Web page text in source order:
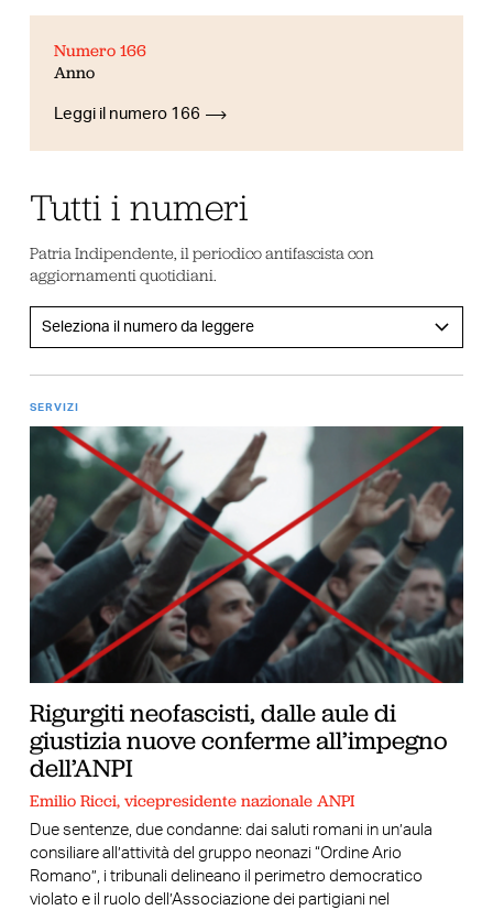
Numero 166
Anno
Leggi il numero 166
Tutti i numeri
Patria Indipendente, il periodico antifascista con
aggiornamenti quotidiani.
SERVIZI
Rigurgiti neofascisti, dalle aule di
giustizia nuove conferme all’impegno
dell’ANPI
Emilio Ricci, vicepresidente nazionale ANPI
Due sentenze, due condanne: dai saluti romani in un’aula
consiliare all’attività del gruppo neonazi “Ordine Ario
Romano”, i tribunali delineano il perimetro democratico
violato e il ruolo dell’Associazione dei partigiani nel